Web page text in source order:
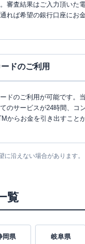
審査結果はご入力頂いた
れば希望の銀行口座にお
ドのご利用
ドのご利用が可能です。
のサービスが24時間、コ
からお金を引き出すこと
に沿えない場合があります。
覧
岡県 岐阜県